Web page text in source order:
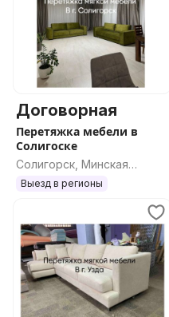
Договорная
Перетяжка мебели в
Солигоске
Солигорск, Минская
область
Выезд в регионы